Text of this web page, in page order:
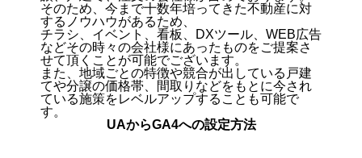
そのため、今まで十数年培ってきた不動産に対
するノウハウがあるため、
チラシ、イベント、看板、DXツール、WEB広告
などその時々の会社様にあったものをご提案さ
せて頂くことが可能でございます。
また、地域ごとの特徴や競合が出している戸建
てや分譲の価格帯、間取りなどをもとに今され
ている施策をレベルアップすることも可能で
す。
UAからGA4への設定方法